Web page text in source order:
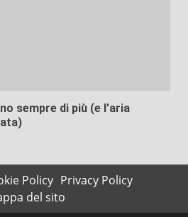
sempre di più (e l’aria
Policy Privacy Policy
del sito